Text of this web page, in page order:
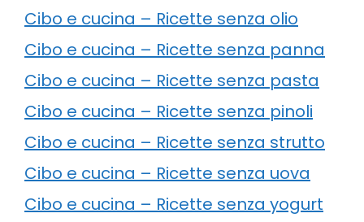
Cibo e cucina – Ricette senza olio
Cibo e cucina – Ricette senza panna
Cibo e cucina – Ricette senza pasta
Cibo e cucina – Ricette senza pinoli
Cibo e cucina – Ricette senza strutto
Cibo e cucina – Ricette senza uova
Cibo e cucina – Ricette senza yogurt